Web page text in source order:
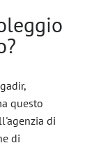
questo
di
di